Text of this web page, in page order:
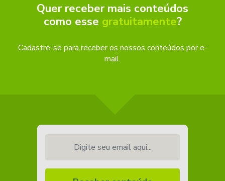
Quer receber mais conteúdos
como esse gratuitamente?
Cadastre-se para receber os nossos conteúdos por e-
mail.